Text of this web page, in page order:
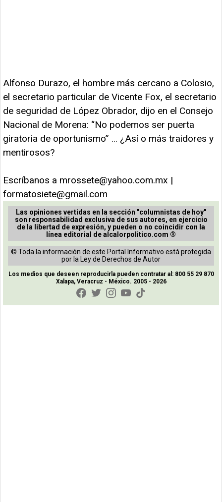
Alfonso Durazo, el hombre más cercano a Colosio,
el secretario particular de Vicente Fox, el secretario
de seguridad de López Obrador, dijo en el Consejo
Nacional de Morena: “No podemos ser puerta
giratoria de oportunismo” ... ¿Así o más traidores y
mentirosos?
Escríbanos a mrossete@yahoo.com.mx |
formatosiete@gmail.com
Las opiniones vertidas en la sección "columnistas de hoy"
son responsabilidad exclusiva de sus autores, en ejercicio
de la libertad de expresión, y pueden o no coincidir con la
línea editorial de alcalorpolitico.com ®
© Toda la información de este Portal Informativo está protegida
por la Ley de Derechos de Autor
Los medios que deseen reproducirla pueden contratar al: 800 55 29 870
Xalapa, Veracruz - México. 2005 - 2026